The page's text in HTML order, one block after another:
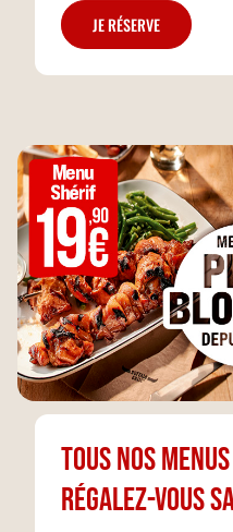
JE RÉSERVE
Tous nos
Régalez-vous